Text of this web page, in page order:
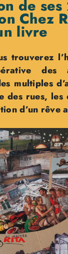
de
Chez
livre
trouverez
des
multiples
des rues,
d’un rêve